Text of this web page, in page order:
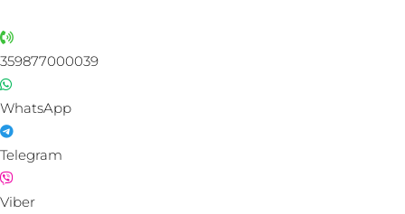
359877000039
WhatsApp
Telegram
Viber